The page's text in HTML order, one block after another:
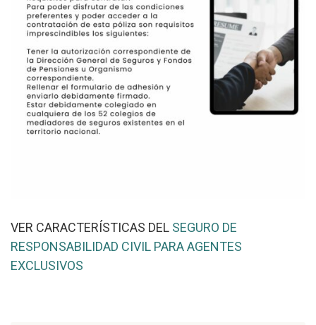
VER CARACTERÍSTICAS DEL SEGURO DE
RESPONSABILIDAD CIVIL PARA AGENTES
EXCLUSIVOS